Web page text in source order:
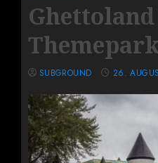
Ghettoland
Themepark
SUBGROUND 26.